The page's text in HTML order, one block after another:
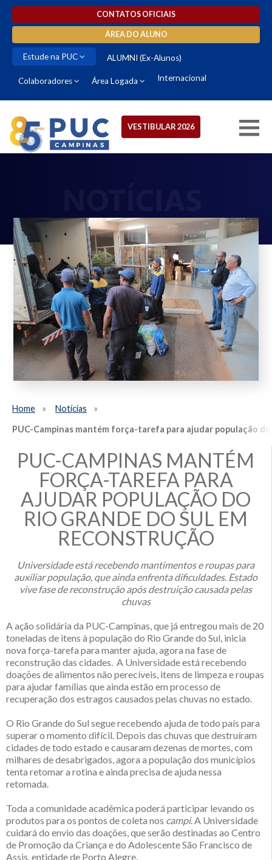
CONTATOS OFICIAIS
ÁREA DO ALUNO
Estude na PUC ALUMNI (Ex-Alunos)
Colaboradores Área Logada Internacional
VESTIBULAR 2026
Home
Notícias
PUC-Campinas mantém força-tarefa para ajudar população
PUC-CAMPINAS MANTÉM
FORÇA-TAREFA PARA
AJUDAR POPULAÇÃO DO
RIO GRANDE DO SUL EM
RECONSTRUÇÃO
Universidade está recebendo mantimentos e roupas para
auxiliar população, que ainda enfrenta dificuldades. Estado
vive fase de reconstrução após destruição causada pelas
chuvas
A ação solidária da PUC-Campinas, que já entregou mais de 20
toneladas de itens à população do Rio Grande do Sul, inicia
nova força-tarefa para manter ajuda, agora na fase de
reconstrução das cidades. A Universidade está recebendo
doações de alimentos não perecíveis, itens de limpeza e roupas
para ajudar famílias que ainda estão em processo de
recuperação dos estragos causados pelas chuvas no estado.
O Rio Grande do Sul segue recebendo ajuda de todo país para
superar o momento difícil. Depois das chuvas que destruíram
cidades de todo estado e causaram dezenas de mortes, com
milhares de desabrigados, agora a população dos municípios
tenta retomar a rotina e ainda precisa de ajuda nessa
retomada.
Toda a comunidade acadêmica poderá participar levando os
produtos para os pontos de coleta nos campi. A Universidade
cuidará do envio das doações, que serão destinadas ao Centro
de Promoção da Criança e do Adolescente São Francisco de
Assis, entidade de Porto Alegre.